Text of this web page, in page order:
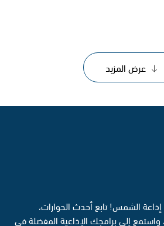
عرض المزيد
الشمس! تابع أحدث الحوارات،
إلى برامجك الإذاعية المفضلة في